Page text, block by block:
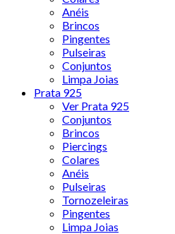
Anéis
Brincos
Pingentes
Pulseiras
Conjuntos
Limpa Joias
Prata 925
Ver Prata 925
Conjuntos
Brincos
Piercings
Colares
Anéis
Pulseiras
Tornozeleiras
Pingentes
Limpa Joias